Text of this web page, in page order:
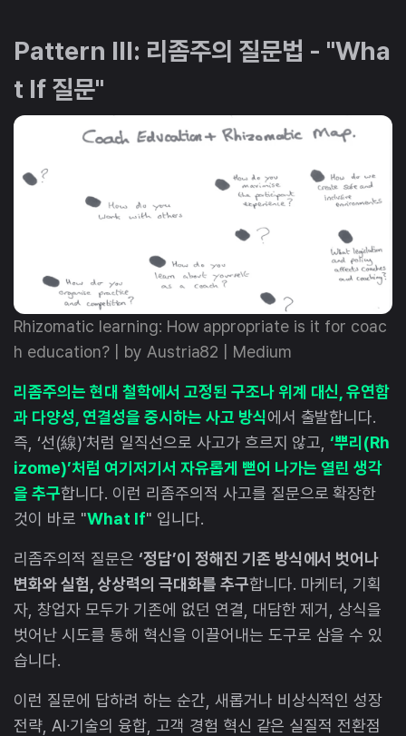
Pattern III: 리좀주의 질문법 - "Wha
t If 질문"
Rhizomatic learning: How appropriate is it for coac
h education? | by Austria82 | Medium
리좀주의는 현대 철학에서 고정된 구조나 위계 대신, 유연함
과 다양성, 연결성을 중시하는 사고 방식에서 출발합니다.
즉, ‘선(線)’처럼 일직선으로 사고가 흐르지 않고,‘뿌리(Rh
izome)’처럼 여기저기서 자유롭게 뻗어 나가는 열린 생각
을 추구합니다. 이런 리좀주의적 사고를 질문으로 확장한
것이 바로 "What If" 입니다.
리좀주의적 질문은 ‘정답’이 정해진 기존 방식에서 벗어나
변화와 실험, 상상력의 극대화를 추구합니다. 마케터, 기획
자, 창업자 모두가 기존에 없던 연결, 대담한 제거, 상식을
벗어난 시도를 통해 혁신을 이끌어내는 도구로 삼을 수 있
습니다.
이런 질문에 답하려 하는 순간, 새롭거나 비상식적인 성장
전략, AI·기술의 융합, 고객 경험 혁신 같은 실질적 전환점